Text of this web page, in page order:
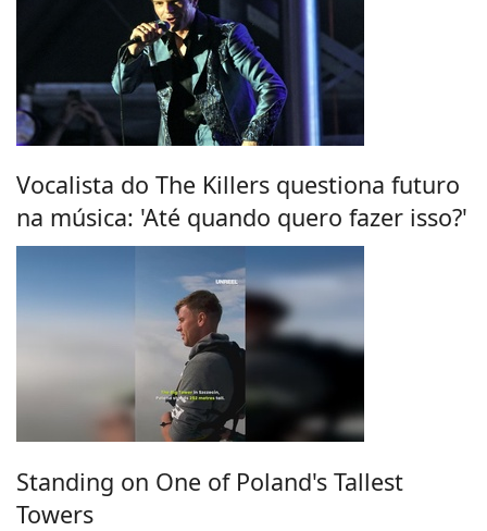
Vocalista do The Killers questiona futuro
na música: 'Até quando quero fazer isso?'
Standing on One of Poland's Tallest
Towers